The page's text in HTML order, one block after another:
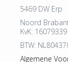
5469 DW Erp
Noord
KvK: 16079339
BTW:
Algemene